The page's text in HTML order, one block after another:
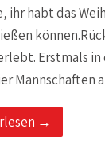
ihr habt das
Erstmals in
Mannschaften
→